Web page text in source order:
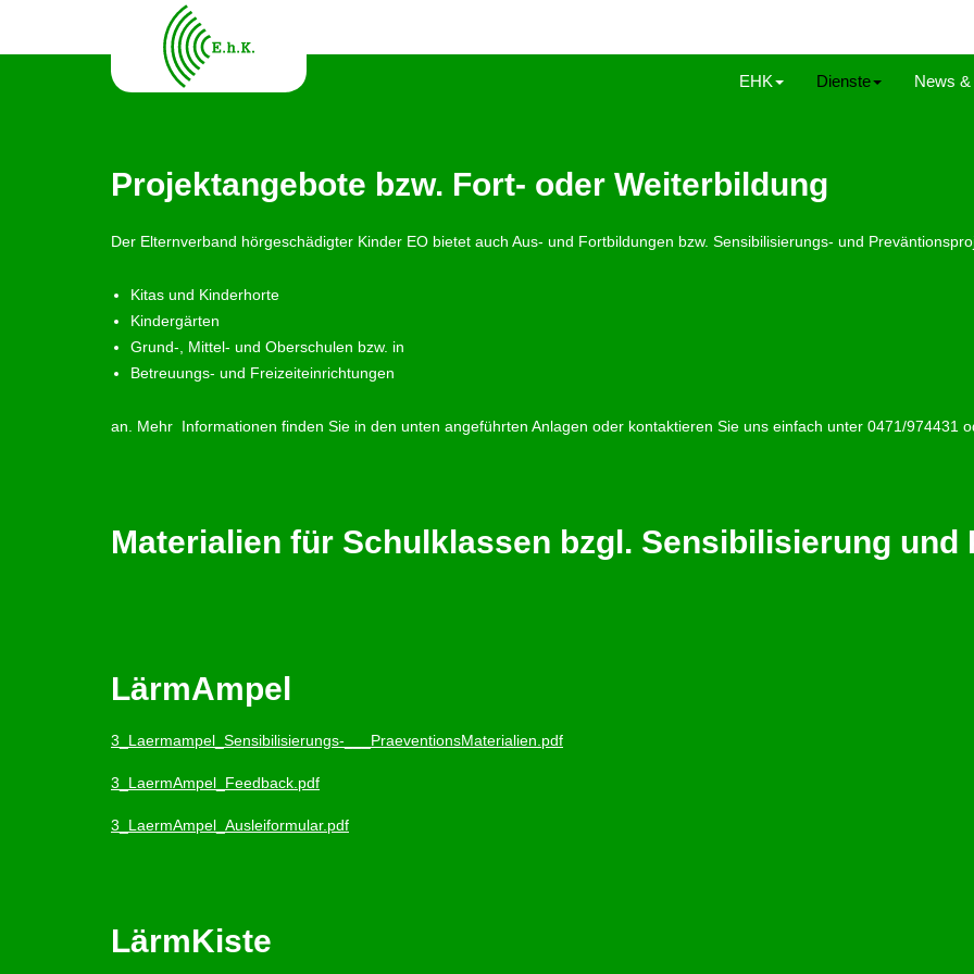
EHK Dienste News &
Projektangebote bzw. Fort- oder Weiterbildung
Der Elternverband hörgeschädigter Kinder EO bietet auch Aus- und Fortbildungen bzw. Sensibilisierungs- und
Kitas und Kinderhorte
Kindergärten
Grund-, Mittel- und Oberschulen bzw. in
Betreuungs- und Freizeiteinrichtungen
an. Mehr Informationen finden Sie in den unten angeführten Anlagen oder kontaktieren Sie uns einfach unter 0471/974431
Materialien für Schulklassen bzgl. Sensibilisierung und
LärmAmpel
3_Laermampel_Sensibilisierungs-___PraeventionsMaterialien.pdf
3_LaermAmpel_Feedback.pdf
3_LaermAmpel_Ausleiformular.pdf
LärmKiste